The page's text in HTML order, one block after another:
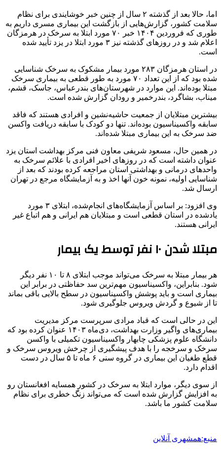
اما، حالا بعد از گذشته ۲ سال از چنین خبر خوشایندی برای نظام
سلامت کشور، گزارش‌هایی از بازگشت این بیماری مسری داریم به
طوری که فروردین ۱۴۰۴ خبر ۷۰ مورد ابتلا به سرخک در هرمزگان
اعلام شد و در روزهای گذشته نیز ۳ مورد ابتلا در یزد تأیید شده
است.
در استان هرمزگان ۲۸۳ مورد بیمار مشکوک به سرخک شناسایی
شده بود که از این تعداد ۷۰ مورد به طور قطعی به بیماری سرخک
مبتلا بوده‌اند. این موارد در شهرستان‌های بندرعباس، جاسک، قشم،
میناب، بشاگرد، بندرخمیر و رودان گزارش شده است.
بیشترین مبتلایان از جمعیت حاشیه‌نشین و افرادی هستند که فاقد
سابقه واکسیناسیون بوده‌اند. تنها دو کودک با سابقه دریافت واکسن
ضد سرخک به این بیماری مبتلا شده‌اند.
در همین حال، مسعود شریفی معاون فنی مرکز بهداشت استان یزد
عنوان داشته است که در روزهای اخیر افرادی با علائم سرخک به
واحدهای درمانی و بهداشتی استان مراجعه کرده بودند که بعد از
شناسایی اولیه، نمونه خون آنها اخذ و به آزمایشگاه مرجع در تهران
ارسال شد.
وی افزود: بر اساس آزمایشگاه‌های انجام‌شده، ابتلای ۳ مورد
یادشده در استان قطعی است و مبتلایان هم ایرانی و هم اتباع غیر
ایرانی هستند.
مبتلا شدن ۱۰ نفر توسط یک بیمار
هر بیمار مبتلا به سرخک می‌تواند موجب ابتلای ۸ تا ۱۰ نفر دیگر
شود. بنابراین، واکسیناسیون مهم‌ترین سد حفاظتی در برابر این
بیماری است و باید پوشش واکسیناسیون در سطح بالایی باقی بماند
تا از شیوع و گردش ویروس جلوگیری شود.
این در حالی است که قباد مرادی سرپرست مرکز مدیریت
بیماری‌های واگیر وزارت بهداشت، دی‌ماه ۱۴۰۳ عنوان کرده بود که
دانشگاه علوم پزشکی چابهار واکسیناسیون تکمیلی با واکسن
سرخک و سرخجه را با هدف پیشگیری از چرخش ویروس سرخک و
قطع طغیان این بیماری در گروه سنی ۶ ماه تا ۵ سال در دست
اقدام دارد.
از سوی دیگر، موارد ابتلا به سرخک در کشور همسایه افغانستان رو
به افزایش گزارش شده است که می‌تواند زنگ خطری برای نظام
سلامت کشور ما باشد.
منبع:همشهری آنلاین